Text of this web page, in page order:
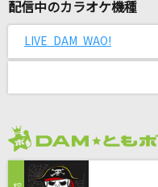
IRIS OUT(ビデオク
僕のかわい子ちゃん
supercell feat.初音ミク
配信中のカラオケ機種
LIVE DAM WAO!